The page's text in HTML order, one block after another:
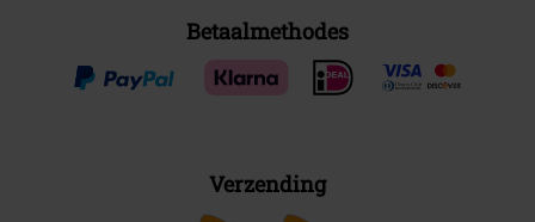
Betaalmethodes
Verzending